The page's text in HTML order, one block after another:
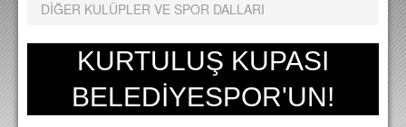
KADRO
A TAKIM KADROSU
DİĞER KULÜPLER VE SPOR DALLARI
KURTULUŞ KUPASI
BELEDİYESPOR'UN!